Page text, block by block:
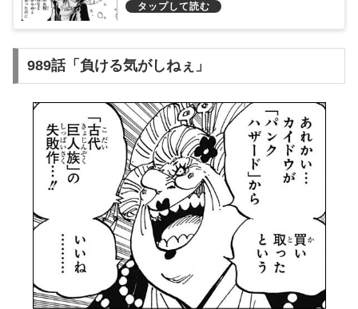
989話「負ける気がしねぇ」